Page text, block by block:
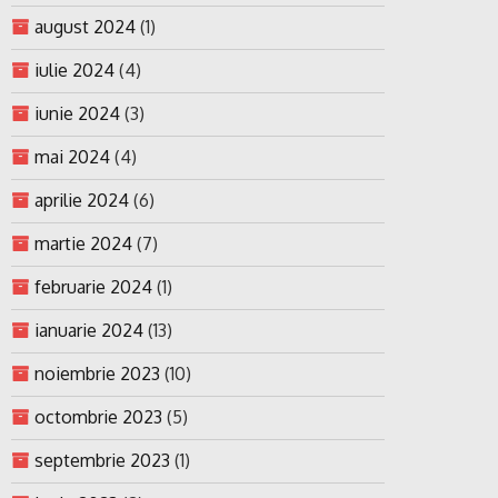
august 2024 (1)
iulie 2024 (4)
iunie 2024 (3)
mai 2024 (4)
aprilie 2024 (6)
martie 2024 (7)
februarie 2024 (1)
ianuarie 2024 (13)
noiembrie 2023 (10)
octombrie 2023 (5)
septembrie 2023 (1)